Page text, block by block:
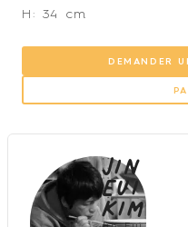
H: 34 cm
DEMANDER
Jin
Eui
Kim